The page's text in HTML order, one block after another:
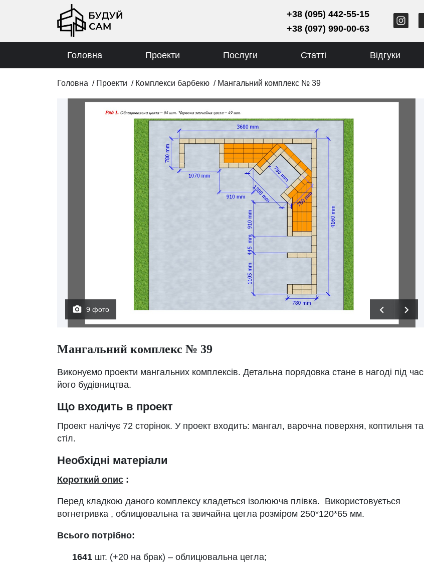
+38 (095) 442-55-15
+38 (097) 990-00-63
Головна Проекти Послуги Статті Відгуки
Головна / Проекти / Комплекси барбекю / Мангальний комплекс № 39
9 фото
Мангальний комплекс № 39
Виконуємо проекти мангальних комплексів. Детальна порядовка стане в нагоді під час
його будівництва.
Що входить в проект
Проект налічує 72 сторінок. У проект входить: мангал, варочна поверхня, коптильня та
стіл.
Необхідні матеріали
Короткий опис :
Перед кладкою даного комплексу кладеться ізолююча плівка. Використовується
вогнетривка , облицювальна та звичайна цегла розміром 250*120*65 мм.
Всього потрібно:
1641 шт. (+20 на брак) – облицювальна цегла;